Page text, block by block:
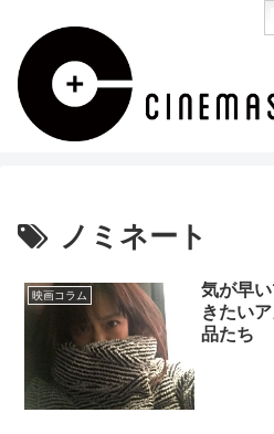
ノミネート
映画コラム
気が早
きたい
品たち